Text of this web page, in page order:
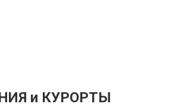
и КУРОРТЫ